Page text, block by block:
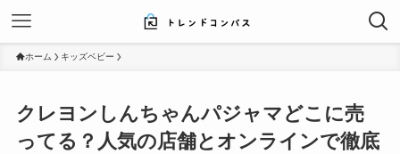
ホーム キッズベビー
クレヨンしんちゃんパジャマどこに売
ってる？人気の店舗とオンラインで徹底